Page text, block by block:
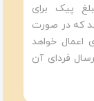
پیک برای
میباشد که در صورت
اعمال خواهد
بعد از ساعت ۱۰ صبح ارسال فردای آن